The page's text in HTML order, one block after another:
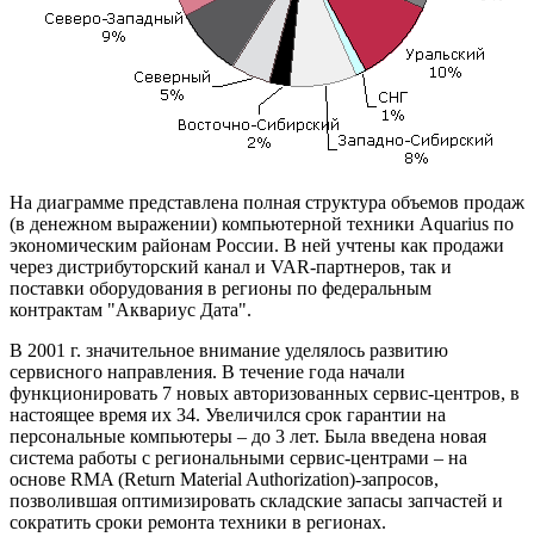
На диаграмме представлена полная структура объемов продаж
(в денежном выражении) компьютерной техники Aquarius по
экономическим районам России. В ней учтены как продажи
через дистрибуторский канал и VAR-партнеров, так и
поставки оборудования в регионы по федеральным
контрактам "Аквариус Дата".
В 2001 г. значительное внимание уделялось развитию
сервисного направления. В течение года начали
функционировать 7 новых авторизованных сервис-центров, в
настоящее время их 34. Увеличился срок гарантии на
персональные компьютеры – до 3 лет. Была введена новая
система работы с региональными сервис-центрами – на
основе RMA (Return Material Authorization)-запросов,
позволившая оптимизировать складские запасы запчастей и
сократить сроки ремонта техники в регионах.